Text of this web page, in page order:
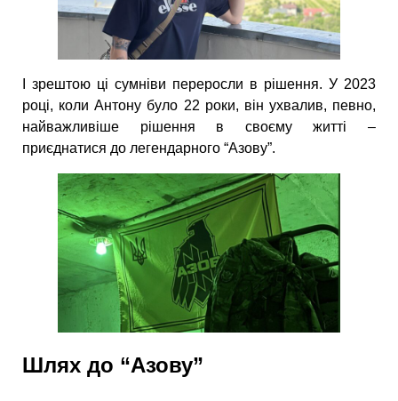
І зрештою ці сумніви переросли в рішення. У 2023
році, коли Антону було 22 роки, він ухвалив, певно,
найважливіше рішення в своєму житті –
приєднатися до легендарного “Азову”.
Шлях до “Азову”